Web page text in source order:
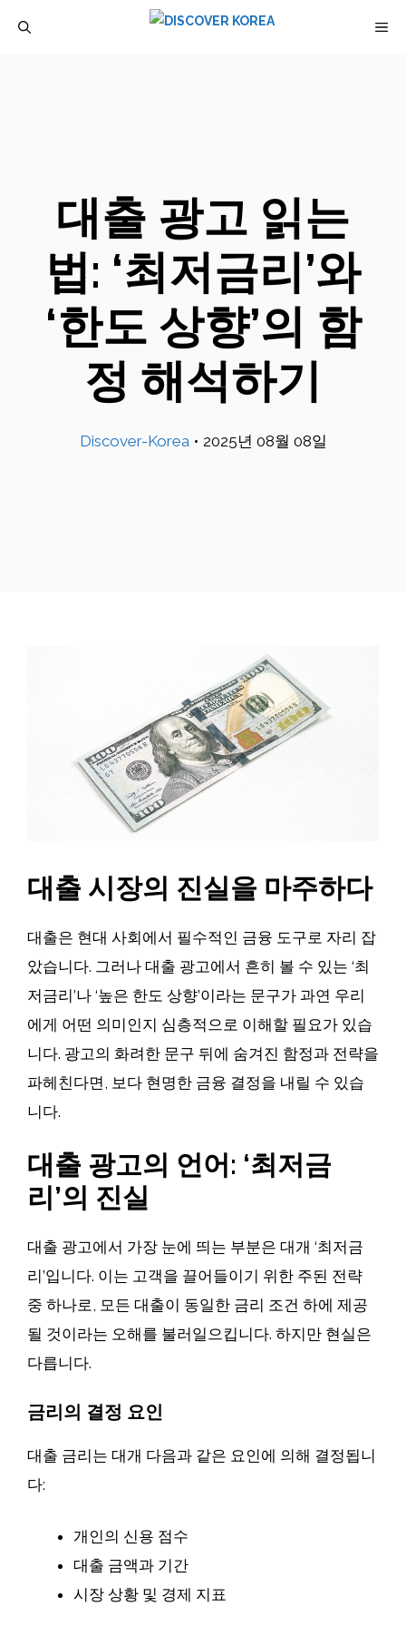
대출 광고 읽는
법: ‘최저금리’와
‘한도 상향’의 함
정 해석하기
Discover-Korea • 2025년 08월 08일
대출 시장의 진실을 마주하다
대출은 현대 사회에서 필수적인 금융 도구로 자리 잡
았습니다. 그러나 대출 광고에서 흔히 볼 수 있는 ‘최
저금리’나 ‘높은 한도 상향’이라는 문구가 과연 우리
에게 어떤 의미인지 심층적으로 이해할 필요가 있습
니다. 광고의 화려한 문구 뒤에 숨겨진 함정과 전략을
파헤친다면, 보다 현명한 금융 결정을 내릴 수 있습
니다.
대출 광고의 언어: ‘최저금
리’의 진실
대출 광고에서 가장 눈에 띄는 부분은 대개 ‘최저금
리’입니다. 이는 고객을 끌어들이기 위한 주된 전략
중 하나로, 모든 대출이 동일한 금리 조건 하에 제공
될 것이라는 오해를 불러일으킵니다. 하지만 현실은
다릅니다.
금리의 결정 요인
대출 금리는 대개 다음과 같은 요인에 의해 결정됩니
다:
개인의 신용 점수
대출 금액과 기간
시장 상황 및 경제 지표